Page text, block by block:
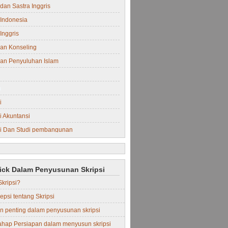
Sastra Inggris
Konseling
Penyuluhan Islam
Akuntansi
Dan Studi pembangunan
Manajemen
Dalam Penyusunan Skripsi
tentang Skripsi
penting dalam penyusunan skripsi
Persiapan dalam menyusun skripsi